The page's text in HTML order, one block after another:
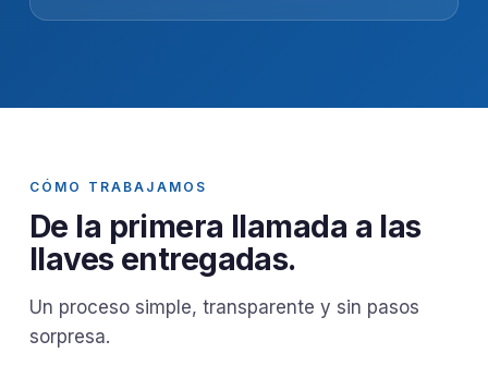
CÓMO TRABAJAMOS
De la primera llamada a las
llaves entregadas.
Un proceso simple, transparente y sin pasos
sorpresa.